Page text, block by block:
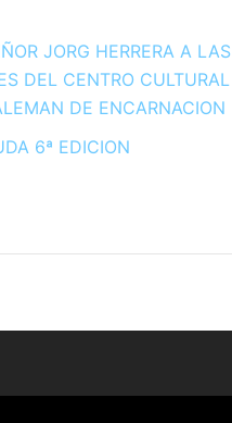
JORG HERRERA A LAS
DEL CENTRO CULTURAL
DE ENCARNACION
6ª EDICION